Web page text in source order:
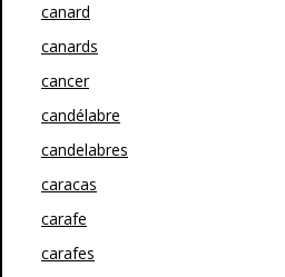
canard
canards
cancer
candélabre
candelabres
caracas
carafe
carafes